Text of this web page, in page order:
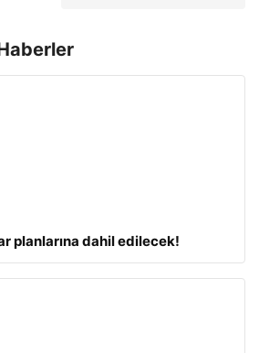
planlarına dahil edilecek!